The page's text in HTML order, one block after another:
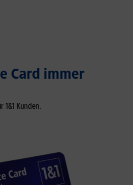
Card immer
1&1 Kunden.